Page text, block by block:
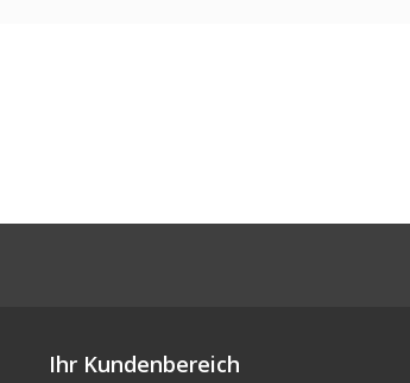
Ihr Kundenbereich